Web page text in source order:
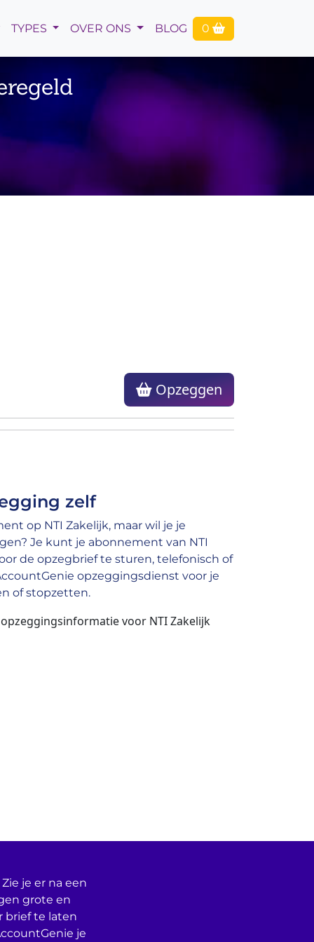
TYPES OVER ONS BLOG 0
Opzeggen
zelf
op NTI Zakelijk, maar wil je je
Je kunt je abonnement van NTI
de opzegbrief te sturen, telefonisch of
opzeggingsdienst voor je
of stopzetten.
voor NTI Zakelijk
je er na een
grote en
brief te laten
je